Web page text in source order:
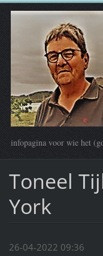
infopagina voor wie het
Toneel
York
26-04-2022 09:36